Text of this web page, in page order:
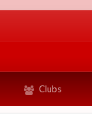
Clubs